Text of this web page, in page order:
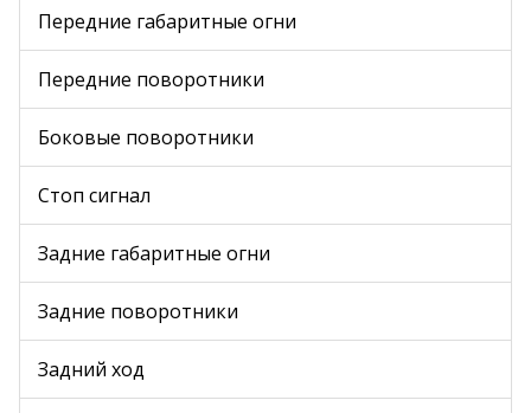
Передние габаритные огни
Передние поворотники
Боковые поворотники
Стоп сигнал
Задние габаритные огни
Задние поворотники
Задний ход